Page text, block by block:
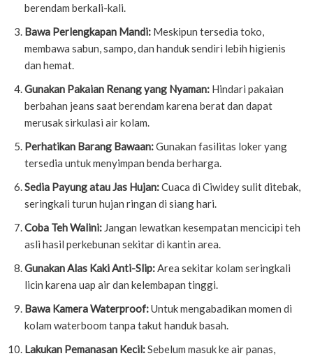
berendam berkali-kali.
Bawa Perlengkapan Mandi: Meskipun tersedia toko,
membawa sabun, sampo, dan handuk sendiri lebih higienis
dan hemat.
Gunakan Pakaian Renang yang Nyaman: Hindari pakaian
berbahan jeans saat berendam karena berat dan dapat
merusak sirkulasi air kolam.
Perhatikan Barang Bawaan:Gunakan fasilitas loker yang
tersedia untuk menyimpan benda berharga.
Sedia Payung atau Jas Hujan:Cuaca di Ciwidey sulit ditebak,
seringkali turun hujan ringan di siang hari.
Coba Teh Walini: Jangan lewatkan kesempatan mencicipi teh
asli hasil perkebunan sekitar di kantin area.
Gunakan Alas Kaki Anti-Slip:Area sekitar kolam seringkali
licin karena uap air dan kelembapan tinggi.
Bawa Kamera Waterproof:Untuk mengabadikan momen di
kolam waterboom tanpa takut handuk basah.
Lakukan Pemanasan Kecil:Sebelum masuk ke air panas,